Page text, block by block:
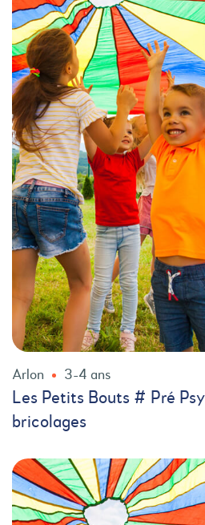
Arlon 3-4 ans
Les Petits Bouts # Pré
bricolages